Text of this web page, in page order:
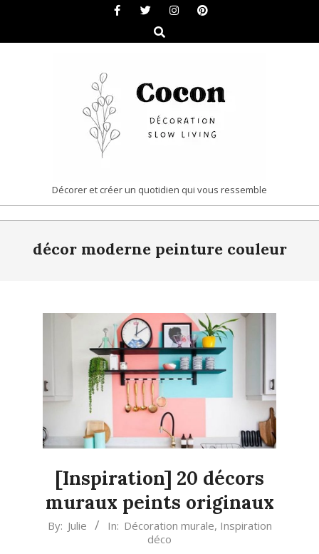
content
Search
COCON
|
DÉCORATION
LIVING
Décorer et créer un quotidien qui vous ressemble
Navigationdécor moderne peinture couleur
[Inspiration] 20 décors
muraux peints originaux
2021-
By: Julie In: Décoration murale, Inspiration
déco